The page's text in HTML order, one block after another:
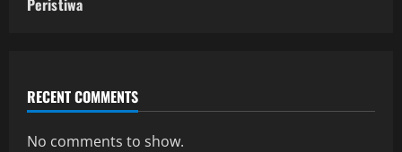
RECENT COMMENTS
No comments to show.